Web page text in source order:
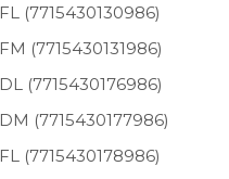
(7715430130986)
(7715430131986)
(7715430176986)
(7715430177986)
(7715430178986)